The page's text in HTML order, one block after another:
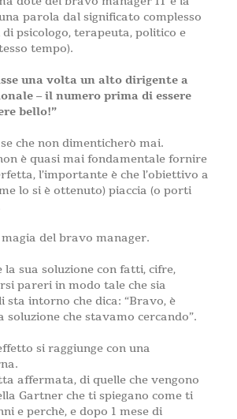
parola dal significato complesso
psicologo, terapeuta, politico e
tempo).
una volta un alto dirigente a
– il numero prima di essere
bello!”
che non dimenticherò mai.
è quasi mai fondamentale fornire
l’importante è che l’obiettivo a
lo si è ottenuto) piaccia (o porti
del bravo manager.
sua soluzione con fatti, cifre,
pareri in modo tale che sia
intorno che dica: “Bravo, è
che stavamo cercando”.
si raggiunge con una
affermata, di quelle che vengono
Gartner che ti spiegano come ti
e perchè, e dopo 1 mese di